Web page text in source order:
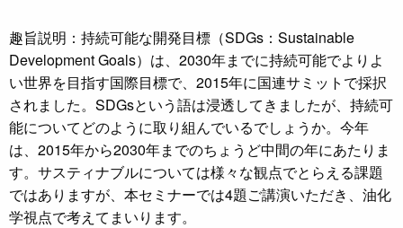
趣旨説明：持続可能な開発目標（SDGs：Sustainable
Development Goals）は、2030年までに持続可能でよりよ
い世界を目指す国際目標で、2015年に国連サミットで採択
されました。SDGsという語は浸透してきましたが、持続可
能についてどのように取り組んでいるでしょうか。今年
は、2015年から2030年までのちょうど中間の年にあたりま
す。サスティナブルについては様々な観点でとらえる課題
ではありますが、本セミナーでは4題ご講演いただき、油化
学視点で考えてまいります。